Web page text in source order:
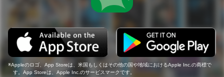
Appleのロゴ、App Storeは、米国もしくはその他の国や地域におけるApple Inc.の商標で
す。App Storeは、Apple Inc.のサービスマークです。